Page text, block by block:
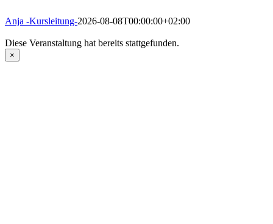
Anja -Kursleitung-2026-08-08T00:00:00+02:00
Diese Veranstaltung hat bereits stattgefunden.
×